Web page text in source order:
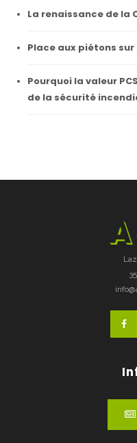
La renaissance de la
Place aux piétons
Pourquoi la valeur
de la sécurité